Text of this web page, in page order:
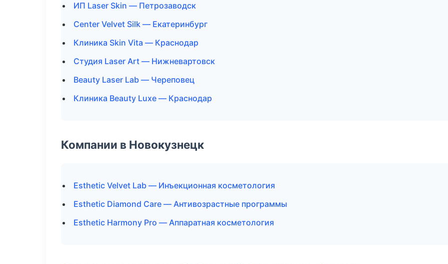
ИП Laser Skin — Петрозаводск
Center Velvet Silk — Екатеринбург
Клиника Skin Vita — Краснодар
Студия Laser Art — Нижневартовск
Beauty Laser Lab — Череповец
Клиника Beauty Luxe — Краснодар
Компании в Новокузнецк
Esthetic Velvet Lab — Инъекционная косметология
Esthetic Diamond Care — Антивозрастные программы
Esthetic Harmony Pro — Аппаратная косметология